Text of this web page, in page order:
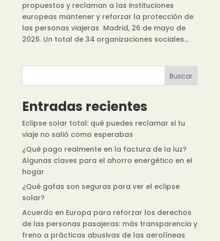
propuestos y reclaman a las instituciones
europeas mantener y reforzar la protección de
las personas viajeras Madrid, 26 de mayo de
2026. Un total de 34 organizaciones sociales...
Buscar
Entradas recientes
Eclipse solar total: qué puedes reclamar si tu
viaje no salió como esperabas
¿Qué pago realmente en la factura de la luz?
Algunas claves para el ahorro energético en el
hogar
¿Qué gafas son seguras para ver el eclipse
solar?
Acuerdo en Europa para reforzar los derechos
de las personas pasajeras: más transparencia y
freno a prácticas abusivas de las aerolíneas